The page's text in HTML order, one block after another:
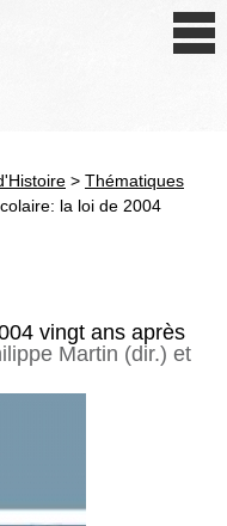
XIXe siècle
> Thématiques
la loi de 2004
vingt ans après
Martin (dir.) et